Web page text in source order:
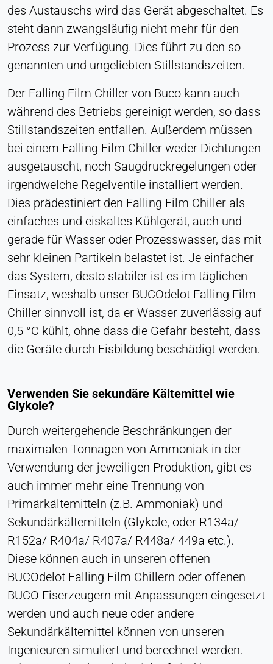
des Austauschs wird das Gerät abgeschaltet. Es
steht dann zwangsläufig nicht mehr für den
Prozess zur Verfügung. Dies führt zu den so
genannten und ungeliebten Stillstandszeiten.
Der Falling Film Chiller von Buco kann auch
während des Betriebs gereinigt werden, so dass
Stillstandszeiten entfallen. Außerdem müssen
bei einem Falling Film Chiller weder Dichtungen
ausgetauscht, noch Saugdruckregelungen oder
irgendwelche Regelventile installiert werden.
Dies prädestiniert den Falling Film Chiller als
einfaches und eiskaltes Kühlgerät, auch und
gerade für Wasser oder Prozesswasser, das mit
sehr kleinen Partikeln belastet ist. Je einfacher
das System, desto stabiler ist es im täglichen
Einsatz, weshalb unser BUCOdelot Falling Film
Chiller sinnvoll ist, da er Wasser zuverlässig auf
0,5 °C kühlt, ohne dass die Gefahr besteht, dass
die Geräte durch Eisbildung beschädigt werden.
Verwenden Sie sekundäre Kältemittel wie
Glykole?
Durch weitergehende Beschränkungen der
maximalen Tonnagen von Ammoniak in der
Verwendung der jeweiligen Produktion, gibt es
auch immer mehr eine Trennung von
Primärkältemitteln (z.B. Ammoniak) und
Sekundärkältemitteln (Glykole, oder R134a/
R152a/ R404a/ R407a/ R448a/ 449a etc.).
Diese können auch in unseren offenen
BUCOdelot Falling Film Chillern oder offenen
BUCO Eiserzeugern mit Anpassungen eingesetzt
werden und auch neue oder andere
Sekundärkältemittel können von unseren
Ingenieuren simuliert und berechnet werden.
Zweck:
Analyse des Nutzerverhaltens
Cookie Laufzeit:
Sitzung - 1 Jahr
EXTERNE MEDIEN
Ermöglicht Inhalte von Drittanbietern wie z. B.
Videos. Wenn aktiviert, können technische Daten
an den Anbieter übertragen werden.
Vimeo
vuid, player
Anbieter:
Vimeo, Inc.
Eingebetteter Videoinhalt
Sitzung - 2 Jahre